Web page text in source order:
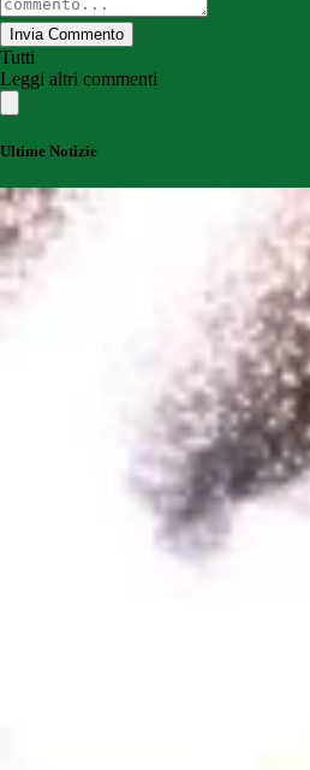
Invia Commento
Tutti
Leggi altri commenti
Ultime Notizie